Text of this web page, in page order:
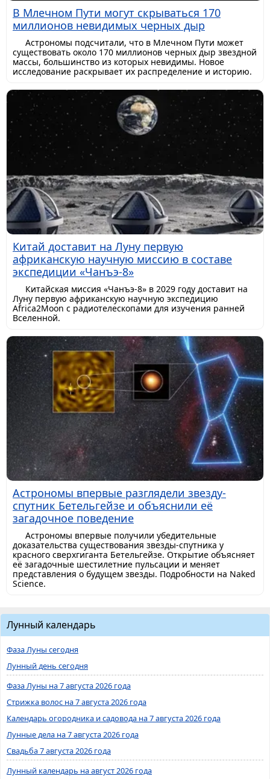
В Млечном Пути могут скрываться 170
миллионов невидимых черных дыр
Астрономы подсчитали, что в Млечном Пути может
существовать около 170 миллионов черных дыр звездной
массы, большинство из которых невидимы. Новое
исследование раскрывает их распределение и историю.
Китай доставит на Луну первую
африканскую научную миссию в составе
экспедиции «Чанъэ-8»
Китайская миссия «Чанъэ-8» в 2029 году доставит на
Луну первую африканскую научную экспедицию
Africa2Moon с радиотелескопами для изучения ранней
Вселенной.
Астрономы впервые разглядели звезду-
спутник Бетельгейзе и объяснили её
загадочное поведение
Астрономы впервые получили убедительные
доказательства существования звезды-спутника у
красного сверхгиганта Бетельгейзе. Открытие объясняет
её загадочные шестилетние пульсации и меняет
представления о будущем звезды. Подробности на Naked
Science.
Лунный календарь
Фаза Луны сегодня
Лунный день сегодня
Фаза Луны на 7 августа 2026 года
Стрижка волос на 7 августа 2026 года
Календарь огородника и садовода на 7 августа 2026 года
Лунные дела на 7 августа 2026 года
Свадьба 7 августа 2026 года
Лунный календарь на август 2026 года